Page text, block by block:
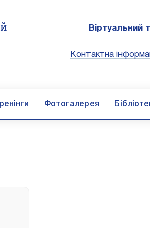
Віртуальний
Контактна
Фотогалерея